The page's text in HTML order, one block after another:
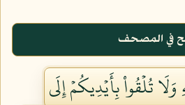
في المصحف
تُلۡقُواْ بِأَيۡدِيكُمۡ إِلَى